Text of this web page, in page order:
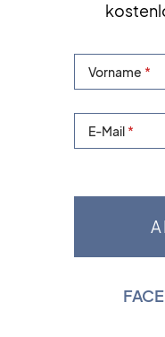
Vorname
E-Mail